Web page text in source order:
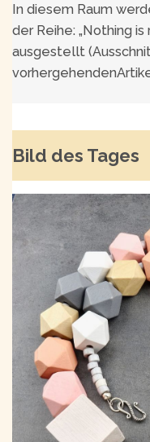
In diesem Raum
der Reihe: „Nothing
ausgestellt
Bild des Tages